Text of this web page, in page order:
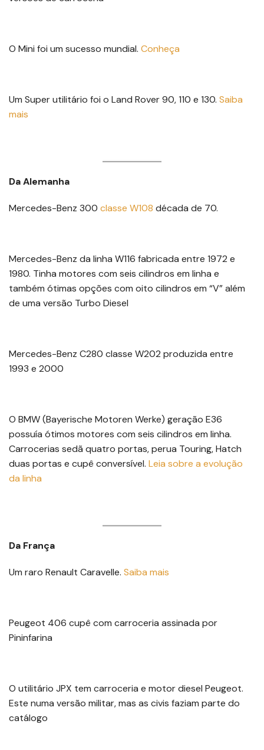
O Mini foi um sucesso mundial. Conheça
Um Super utilitário foi o Land Rover 90, 110 e 130. Saiba
mais
Da Alemanha
Mercedes-Benz 300 classe W108 década de 70.
Mercedes-Benz da linha W116 fabricada entre 1972 e
1980. Tinha motores com seis cilindros em linha e
também ótimas opções com oito cilindros em “V” além
de uma versão Turbo Diesel
Mercedes-Benz C280 classe W202 produzida entre
1993 e 2000
O BMW (Bayerische Motoren Werke) geração E36
possuía ótimos motores com seis cilindros em linha.
Carrocerias sedã quatro portas, perua Touring, Hatch
duas portas e cupê conversível. Leia sobre a evolução
da linha
Da França
Um raro Renault Caravelle. Saiba mais
Peugeot 406 cupê com carroceria assinada por
Pininfarina
O utilitário JPX tem carroceria e motor diesel Peugeot.
Este numa versão militar, mas as civis faziam parte do
catálogo